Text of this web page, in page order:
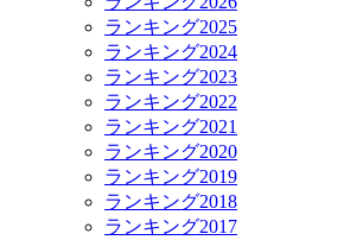
ランキング2025
ランキング2024
ランキング2023
ランキング2022
ランキング2021
ランキング2020
ランキング2019
ランキング2018
ランキング2017